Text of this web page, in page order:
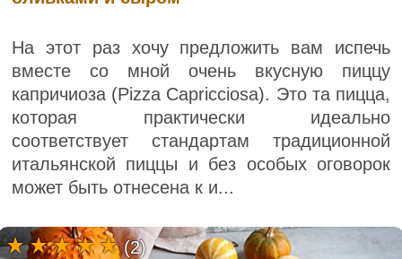
На этот раз хочу предложить вам испечь
вместе со мной очень вкусную пиццу
капричиоза (Pizza Capricciosa). Это та пицца,
которая практически идеально
соответствует стандартам традиционной
итальянской пиццы и без особых оговорок
может быть отнесена к и...
(2)